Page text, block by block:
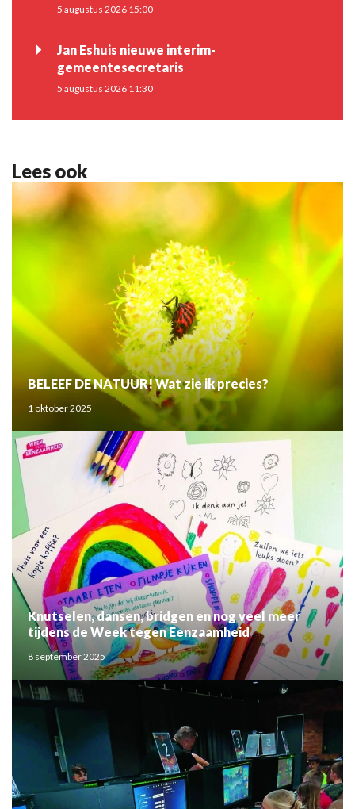
5 augustus 2026 15:00
Jan Eshuis nieuwe interim-
gemeentesecretaris
5 augustus 2026 11:30
Lees ook
BELEEF DE NATUUR! Wat zie ik precies?
1 oktober 2025
Knutselen, dansen, bridgen en nog veel meer
tijdens de Week tegen Eenzaamheid
8 september 2025